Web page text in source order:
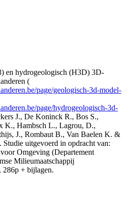
en hydrogeologisch (H3D) 3D-
(
page/geologisch-3d-model-
page/hydrogeologisch-3d-
J., De Koninck R., Bos S.,
K., Hambsch L., Lagrou, D.,
J., Rombaut B., Van Baelen K. &
Studie uitgevoerd in opdracht van:
Omgeving (Departement
Milieumaatschappij
+ bijlagen.